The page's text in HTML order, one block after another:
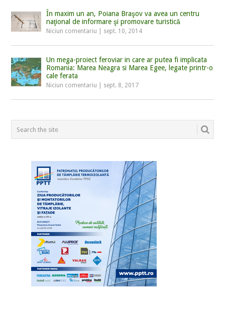
În maxim un an, Poiana Braşov va avea un centru
naţional de informare şi promovare turistică
Niciun comentariu sept. 10, 2014
Un mega-proiect feroviar in care ar putea fi implicata
Romania: Marea Neagra si Marea Egee, legate printr-o
cale ferata
Niciun comentariu sept. 8, 2017